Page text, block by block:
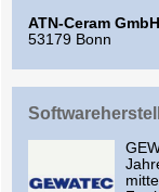
ATN-Ceram GmbH
53179 Bonn